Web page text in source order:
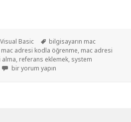
Visual Basic Etiketler
bilgisayarın mac
mac adresi kodla öğrenme, mac adresi
alma, referans eklemek, system
Mac adresini öğrenme için
bir yorum yapın